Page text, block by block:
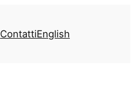
ContattiEnglish